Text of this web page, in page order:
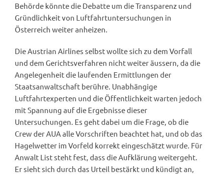
Behörde könnte die Debatte um die Transparenz und
Gründlichkeit von Luftfahrtuntersuchungen in
Österreich weiter anheizen.
Die Austrian Airlines selbst wollte sich zu dem Vorfall
und dem Gerichtsverfahren nicht weiter äussern, da die
Angelegenheit die laufenden Ermittlungen der
Staatsanwaltschaft berühre. Unabhängige
Luftfahrtexperten und die Öffentlichkeit warten jedoch
mit Spannung auf die Ergebnisse dieser
Untersuchungen. Es geht dabei um die Frage, ob die
Crew der AUA alle Vorschriften beachtet hat, und ob das
Hagelwetter im Vorfeld korrekt eingeschätzt wurde. Für
Anwalt List steht fest, dass die Aufklärung weitergeht.
Er sieht sich durch das Urteil bestärkt und kündigt an,